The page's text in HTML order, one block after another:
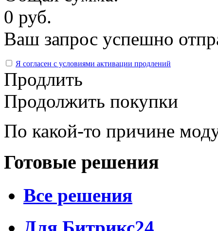
0 руб.
Ваш запрос успешно
Я согласен с условиями активации продлений
Продлить
Продолжить покупки
По какой-то причине
Готовые решения
Все решения